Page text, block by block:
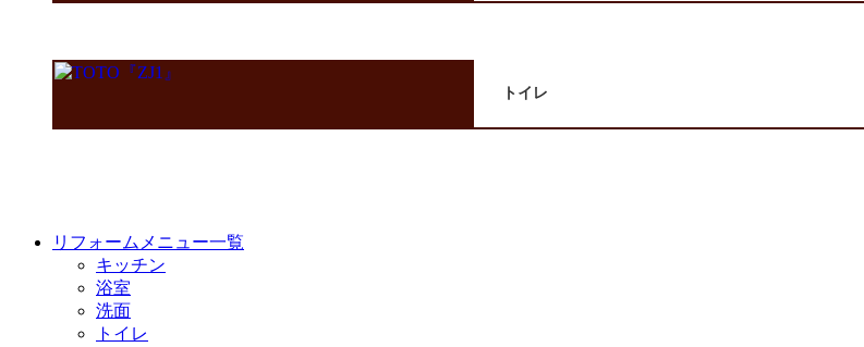
トイレ
リフォームメニュー一覧
キッチン
浴室
洗面
トイレ